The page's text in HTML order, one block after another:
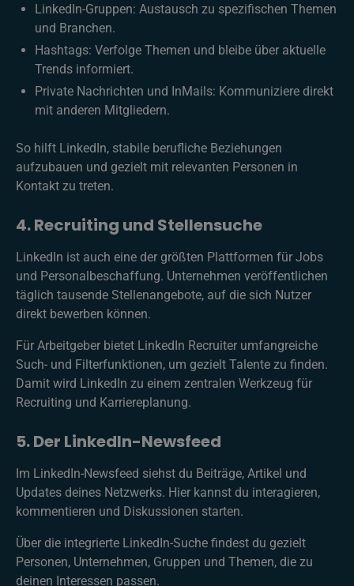
LinkedIn-Gruppen: Austausch zu spezifischen Themen
und Branchen.
Hashtags: Verfolge Themen und bleibe über aktuelle
Trends informiert.
Private Nachrichten und InMails: Kommuniziere direkt
mit anderen Mitgliedern.
So hilft LinkedIn, stabile berufliche Beziehungen
aufzubauen und gezielt mit relevanten Personen in
Kontakt zu treten.
4. Recruiting und Stellensuche
LinkedIn ist auch eine der größten Plattformen für Jobs
und Personalbeschaffung. Unternehmen veröffentlichen
täglich tausende Stellenangebote, auf die sich Nutzer
direkt bewerben können.
Für Arbeitgeber bietet LinkedIn Recruiter umfangreiche
Such- und Filterfunktionen, um gezielt Talente zu finden.
Damit wird LinkedIn zu einem zentralen Werkzeug für
Recruiting und Karriereplanung.
5. Der LinkedIn-Newsfeed
Im LinkedIn-Newsfeed siehst du Beiträge, Artikel und
Updates deines Netzwerks. Hier kannst du interagieren,
kommentieren und Diskussionen starten.
Über die integrierte LinkedIn-Suche findest du gezielt
Personen, Unternehmen, Gruppen und Themen, die zu
deinen Interessen passen.